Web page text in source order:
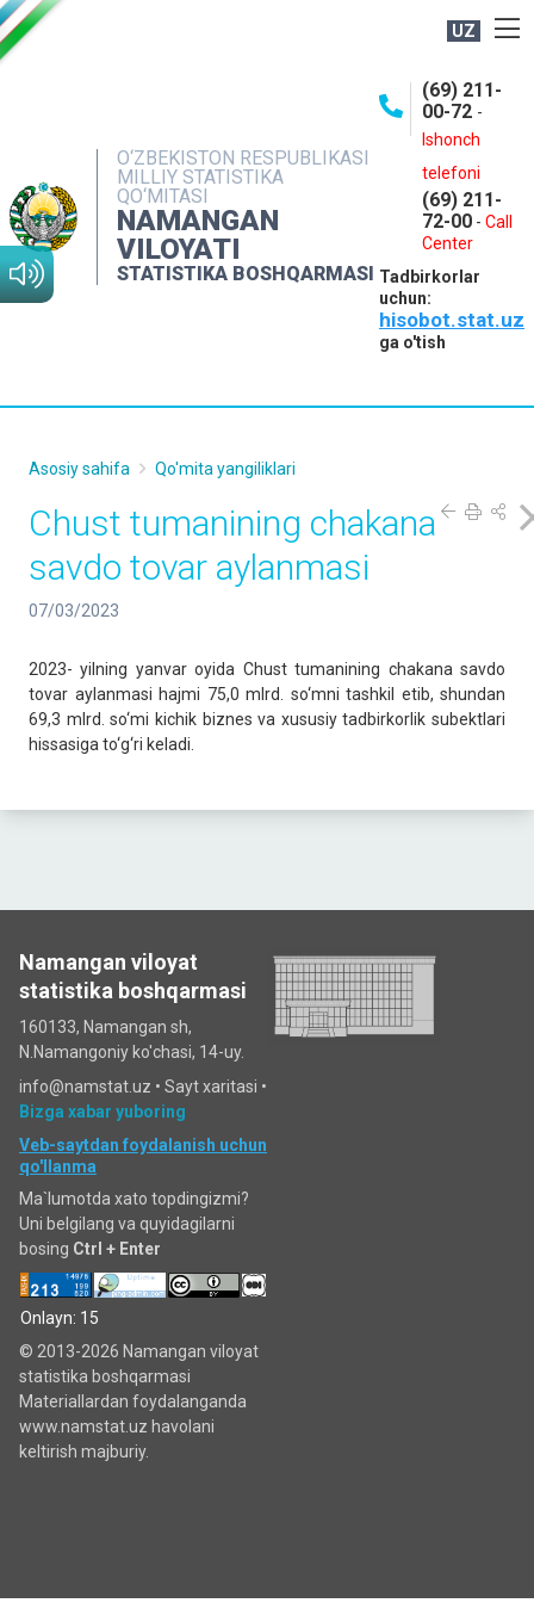
UZ
O‘ZBEKISTON RESPUBLIKASI
MILLIY STATISTIKA
QO‘MITASI
NAMANGAN
VILOYATI
STATISTIKA BOSHQARMASI
(69) 211-
00-72 -
Ishonch
telefoni
(69) 211-
72-00 - Call
Center
Tadbirkorlar
uchun:
hisobot.stat.uz
ga o'tish
NASHRLAR
INTERAKTIV XIZMATLAR
MATBUOT XIZMATI
MUROJAATLAR
Asosiy sahifa Qo'mita yangiliklari
Chust tumanining chakana
savdo tovar aylanmasi
07/03/2023
2023- yilning yanvar oyida Chust tumanining chakana savdo
tovar aylanmasi hajmi 75,0 mlrd. so‘mni tashkil etib, shundan
69,3 mlrd. so‘mi kichik biznes va xususiy tadbirkorlik subektlari
hissasiga to‘g‘ri keladi.
Namangan viloyat
statistika boshqarmasi
160133, Namangan sh,
N.Namangoniy ko'chasi, 14-uy.
info@namstat.uz • Sayt xaritasi •
Bizga xabar yuboring
Veb-saytdan foydalanish uchun
qo'llanma
Ma`lumotda xato topdingizmi?
Uni belgilang va quyidagilarni
bosing Ctrl + Enter
Onlayn: 15
© 2013-2026 Namangan viloyat
statistika boshqarmasi
Materiallardan foydalanganda
www.namstat.uz havolani
keltirish majburiy.